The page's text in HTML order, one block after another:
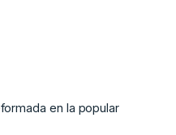
en la popular